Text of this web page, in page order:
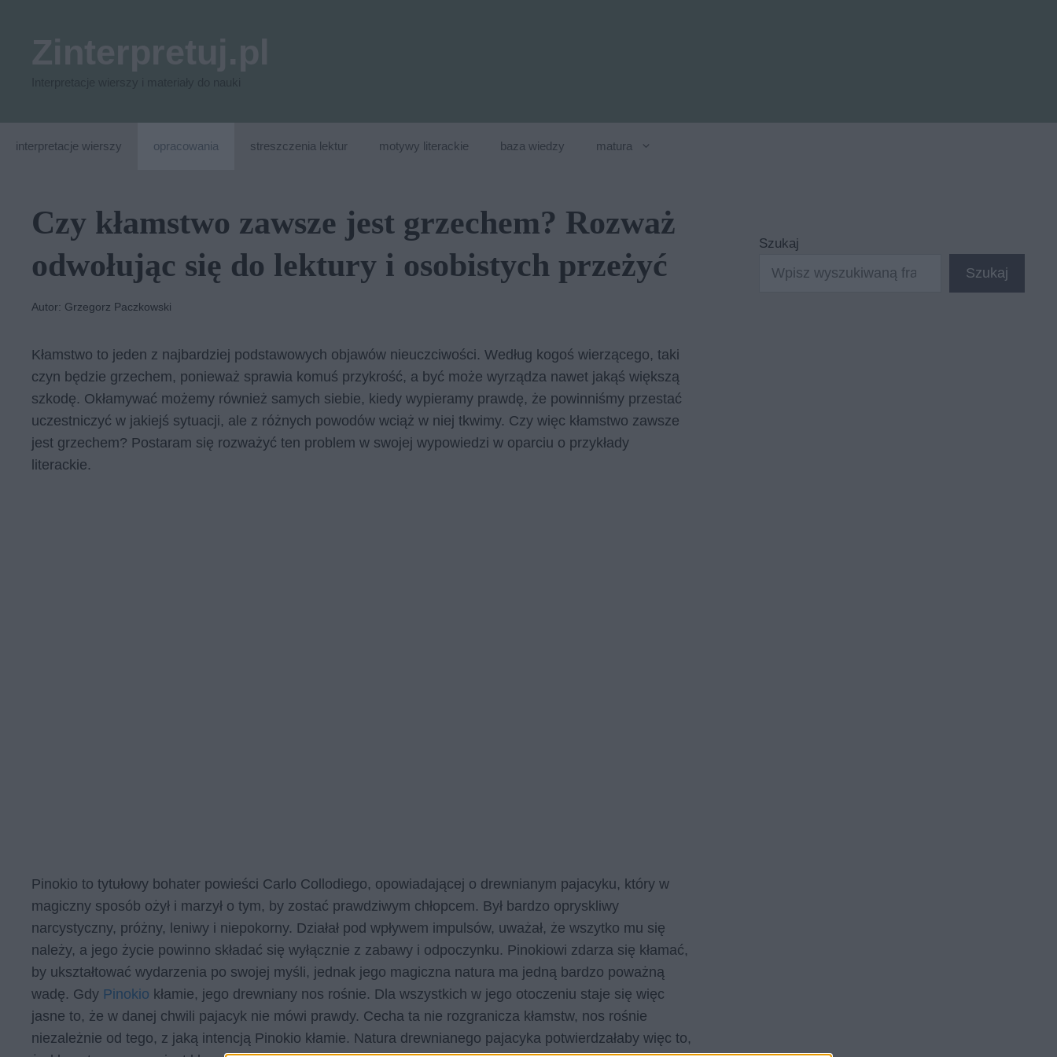
interpretacje wierszy opracowania streszczenia lektur motywy literackie baza wiedzy matura
Czy kłamstwo zawsze jest grzechem? Rozważ
odwołując się do lektury i osobistych przeżyć
Autor: Grzegorz Paczkowski
Kłamstwo to jeden z najbardziej podstawowych objawów nieuczciwości. Według kogoś wierzącego, taki
czyn będzie grzechem, ponieważ sprawia komuś przykrość, a być może wyrządza nawet jakąś większą
szkodę. Okłamywać możemy również samych siebie, kiedy wypieramy prawdę, że powinniśmy przestać
uczestniczyć w jakiejś sytuacji, ale z różnych powodów wciąż w niej tkwimy. Czy więc kłamstwo zawsze
jest grzechem? Postaram się rozważyć ten problem w swojej wypowiedzi w oparciu o przykłady
literackie.
Pinokio to tytułowy bohater powieści Carlo Collodiego, opowiadającej o drewnianym pajacyku, który w
magiczny sposób ożył i marzył o tym, by zostać prawdziwym chłopcem. Był bardzo opryskliwy
narcystyczny, próżny, leniwy i niepokorny. Działał pod wpływem impulsów, uważał, że wszytko mu się
należy, a jego życie powinno składać się wyłącznie z zabawy i odpoczynku. Pinokiowi zdarza się kłamać,
by ukształtować wydarzenia po swojej myśli, jednak jego magiczna natura ma jedną bardzo poważną
wadę. Gdy Pinokio kłamie, jego drewniany nos rośnie. Dla wszystkich w jego otoczeniu staje się więc
jasne to, że w danej chwili pajacyk nie mówi prawdy. Cecha ta nie rozgranicza kłamstw, nos rośnie
niezależnie od tego, z jaką intencją Pinokio kłamie. Natura drewnianego pajacyka potwierdzałaby więc to,
Szukaj
Szukaj